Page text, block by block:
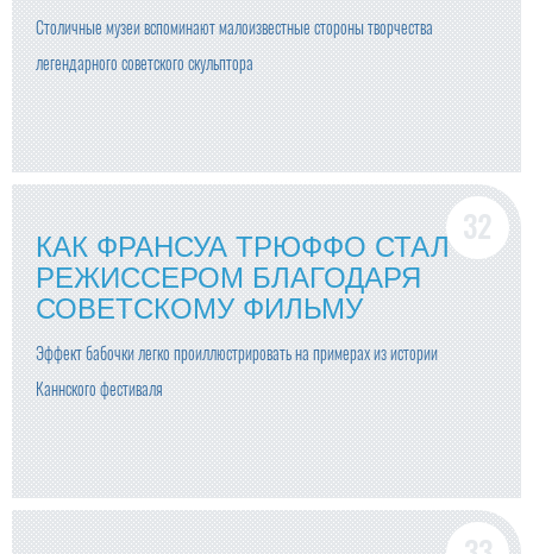
Столичные музеи вспоминают малоизвестные стороны творчества
легендарного советского скульптора
КАК ФРАНСУА ТРЮФФО СТАЛ
РЕЖИССЕРОМ БЛАГОДАРЯ
СОВЕТСКОМУ ФИЛЬМУ
Эффект бабочки легко проиллюстрировать на примерах из истории
Каннского фестиваля